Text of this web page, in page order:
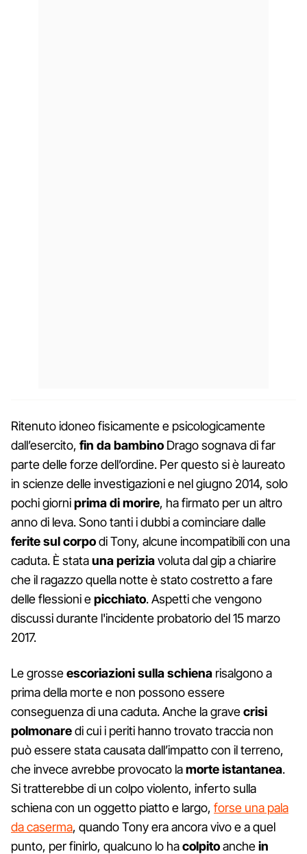
Ritenuto idoneo fisicamente e psicologicamente
dall’esercito, fin da bambino Drago sognava di far
parte delle forze dell’ordine. Per questo si è laureato
in scienze delle investigazioni e nel giugno 2014, solo
pochi giorniprimadimorire, ha firmato per un altro
anno di leva. Sono tanti i dubbi a cominciare dalle
feritesulcorpodi Tony, alcune incompatibili con una
caduta. È stataunaperiziavoluta dal gip a chiarire
che il ragazzo quella notte è stato costretto a fare
delle flessioni epicchiato. Aspetti che vengono
discussi durante l'incidente probatorio del 15 marzo
2017.
Le grosseescoriazionisullaschiena risalgono a
prima della morte e non possono essere
conseguenza di una caduta. Anche la gravecrisi
polmonaredi cui i periti hanno trovato traccia non
può essere stata causata dall’impatto con il terreno,
che invece avrebbe provocato lamorteistantanea.
Si tratterebbe di un colpo violento, inferto sulla
schiena con un oggetto piatto e largo, forse una pala
da caserma, quando Tony era ancora vivo e a quel
punto, per finirlo, qualcuno lo hacolpitoanchein